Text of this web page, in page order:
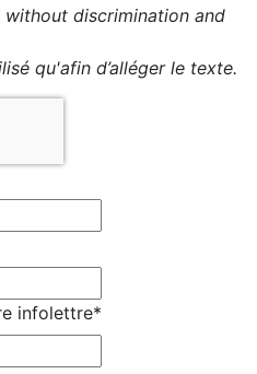
discrimination and
qu'afin d’alléger le texte.
infolettre*